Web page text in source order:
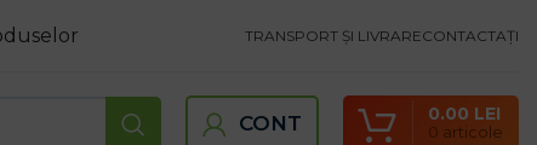
TRANSPORT ȘI LIVRARECONTACTAȚI
CONT 0 articole
0.00 LEI